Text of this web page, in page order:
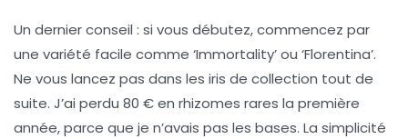
Un dernier conseil : si vous débutez, commencez par
une variété facile comme ‘Immortality’ ou ‘Florentina’.
Ne vous lancez pas dans les iris de collection tout de
suite. J’ai perdu 80 € en rhizomes rares la première
année, parce que je n’avais pas les bases. La simplicité